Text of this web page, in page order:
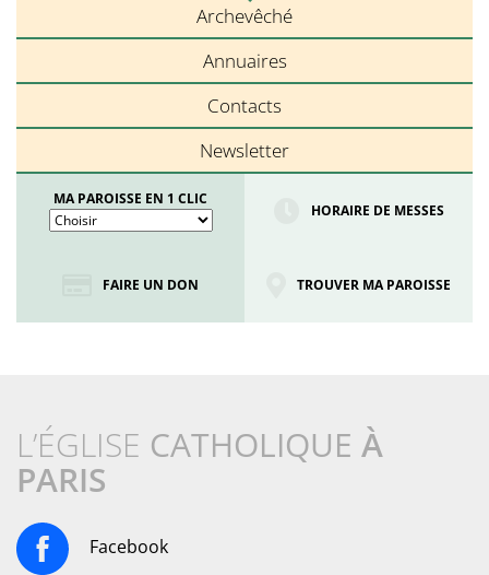
Archevêché
Annuaires
Contacts
Newsletter
MA PAROISSE EN 1 CLIC
HORAIRE DE MESSES
FAIRE UN DON TROUVER MA PAROISSE
L’ÉGLISE CATHOLIQUE À
PARIS
Facebook